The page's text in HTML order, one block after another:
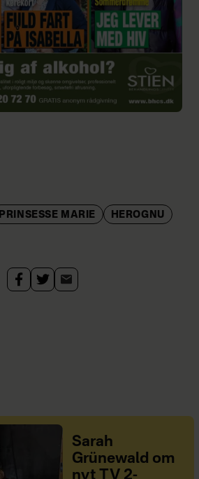
PRINSESSE MARIE HEROGNU
Sarah
Grünewald om
nyt TV 2-